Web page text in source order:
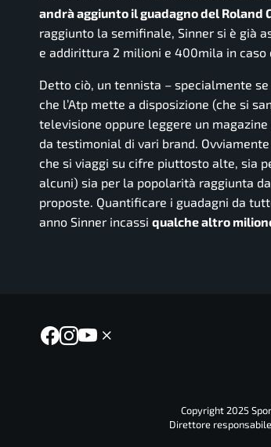
andrà aggiunto il guadagno del Roland
raggiunto la semifinale, Sinner si è già
e addirittura 2 milioni e 400mila in caso
Detto ciò, un tennista – specialmente
che l’Atp mette a disposizione (che si
televisione oppure leggere un
da testimonial di vari brand.
che si viaggi su cifre piuttosto alte, sia
alcuni) sia per la popolarità raggiunta
proposte. Quantificare i guadagni da
anno Sinner incassi qualche altro
Copyright 2025
Direttore